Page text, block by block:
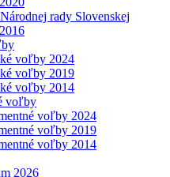
rady Slovenskej
voľby 2024
voľby 2019
voľby 2014
voľby
voľby 2024
voľby 2019
voľby 2014
2026